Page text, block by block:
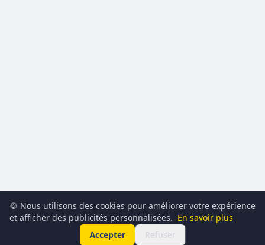
🍪 Nous utilisons des cookies pour améliorer votre expérience
et afficher des publicités personnalisées. En savoir plus
Accepter
Refuser